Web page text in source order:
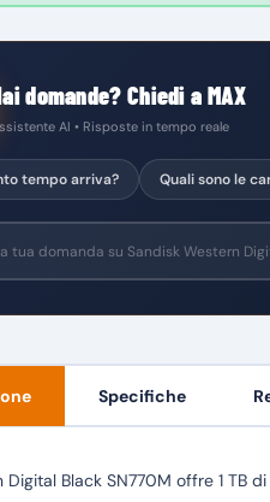
domande? Chiedi a MAX
AI • Risposte in tempo reale
tempo arriva? Quali sono le
Specifiche
Digital Black SN770M offre 1 TB